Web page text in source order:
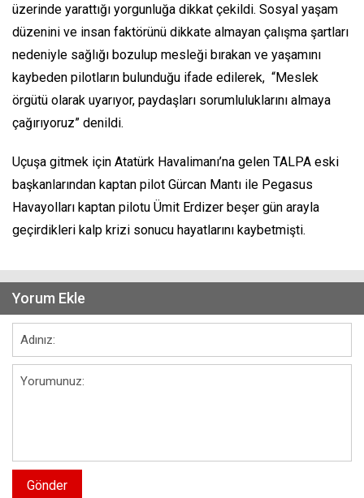
üzerinde yarattığı yorgunluğa dikkat çekildi. Sosyal yaşam
düzenini ve insan faktörünü dikkate almayan çalışma şartları
nedeniyle sağlığı bozulup mesleği bırakan ve yaşamını
kaybeden pilotların bulunduğu ifade edilerek, “Meslek
örgütü olarak uyarıyor, paydaşları sorumluluklarını almaya
çağırıyoruz” denildi.
Uçuşa gitmek için Atatürk Havalimanı’na gelen TALPA eski
başkanlarından kaptan pilot Gürcan Mantı ile Pegasus
Havayolları kaptan pilotu Ümit Erdizer beşer gün arayla
geçirdikleri kalp krizi sonucu hayatlarını kaybetmişti.
Yorum Ekle
Gönder